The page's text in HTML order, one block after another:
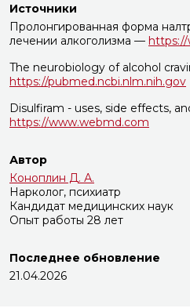
Источники
Пролонгированная форма
лечении алкоголизма — https://
The neurobiology of alcohol
https://pubmed.ncbi.nlm.nih.gov
Disulfiram - uses, side effects,
https://www.webmd.com
Автор
Коноплин Д. А.
Нарколог, психиатр
Кандидат медицинских наук
Опыт работы 28 лет
Последнее обновление
21.04.2026